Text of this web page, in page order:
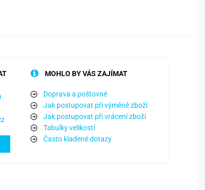
MOHLO BY VÁS ZAJÍMAT
Doprava a poštovné
Jak postupovat při výměně zboží
Jak postupovat při vrácení zboží
Tabulky velikostí
Často kladené dotazy